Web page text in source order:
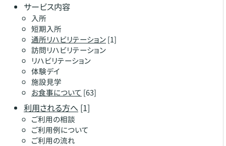
サービス内容
入所
短期入所
通所リハビリテーション[1]
訪問リハビリテーション
リハビリテーション
体験デイ
施設見学
お食事について [63]
利用される方へ[1]
ご利用の相談
ご利用例について
ご利用の流れ